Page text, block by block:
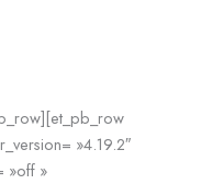
»4.19.2″
»off »